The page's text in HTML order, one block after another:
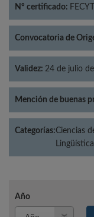
Nº certificado:
Convocatoria de
Validez: 24 de julio
Mención de buenas
Categorías:Ciencias
Lingüística
Año